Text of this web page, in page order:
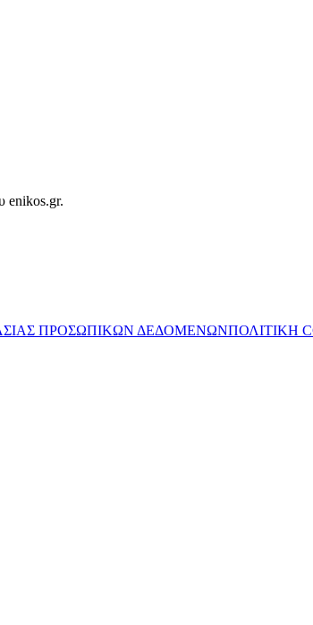
enikos.gr.
ΠΡΟΣΩΠΙΚΩΝ ΔΕΔΟΜΕΝΩΝΠΟΛΙΤΙΚΗ